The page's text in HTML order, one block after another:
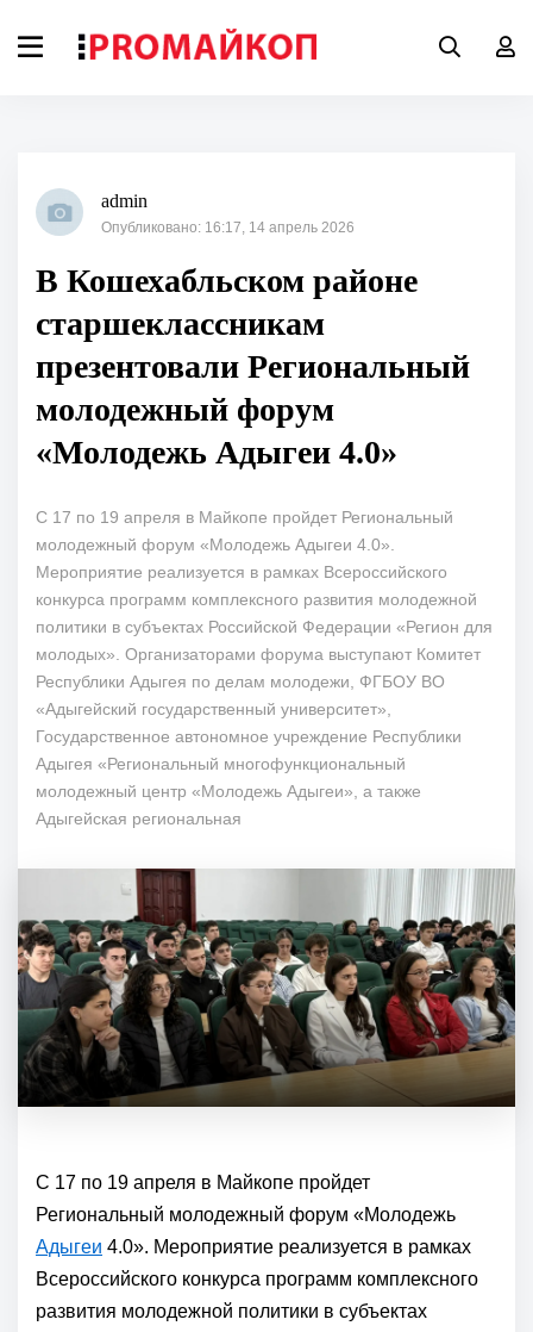
admin
Опубликовано: 16:17, 14 апрель 2026
В Кошехабльском районе
старшеклассникам
презентовали Региональный
молодежный форум
«Молодежь Адыгеи 4.0»
С 17 по 19 апреля в Майкопе пройдет Региональный
молодежный форум «Молодежь Адыгеи 4.0».
Мероприятие реализуется в рамках Всероссийского
конкурса программ комплексного развития молодежной
политики в субъектах Российской Федерации «Регион для
молодых». Организаторами форума выступают Комитет
Республики Адыгея по делам молодежи, ФГБОУ ВО
«Адыгейский государственный университет»,
Государственное автономное учреждение Республики
Адыгея «Региональный многофункциональный
молодежный центр «Молодежь Адыгеи», а также
Адыгейская региональная
С 17 по 19 апреля в Майкопе пройдет
Региональный молодежный форум «Молодежь
Адыгеи 4.0». Мероприятие реализуется в рамках
Всероссийского конкурса программ комплексного
развития молодежной политики в субъектах